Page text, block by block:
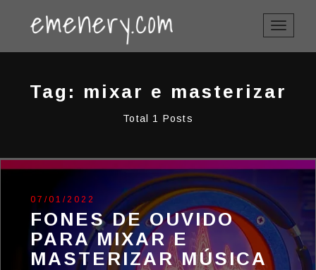
TOGGLE
Tag: mixar e masterizar
Total 1 Posts
07/01/2022
FONES DE OUVIDO
PARA MIXAR E
MASTERIZAR MÚSICA